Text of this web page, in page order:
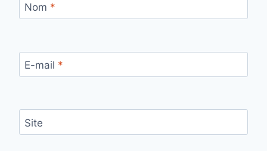
Nom *
E-mail *
Site